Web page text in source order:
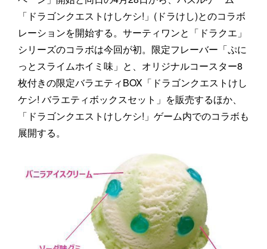
「ドラゴンクエストけしケシ!」(ドラけし)とのコラボ
レーションを開始する。サーティワンと「ドラクエ」
シリーズのコラボは今回が初。限定フレーバー「ぷに
っとスライムホイミ味」と、オリジナルコースター8
枚付きの限定バラエティBOX「ドラゴンクエストけし
ケシ! バラエティボックスセット」を販売するほか、
「ドラゴンクエストけしケシ!」ゲーム内でのコラボも
展開する。